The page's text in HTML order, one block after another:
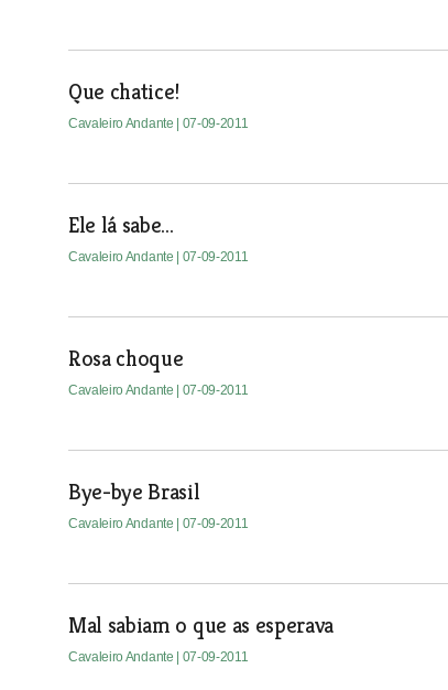
Que chatice!
Cavaleiro Andante | 07-09-2011
Ele lá sabe...
Cavaleiro Andante | 07-09-2011
Rosa choque
Cavaleiro Andante | 07-09-2011
Bye-bye Brasil
Cavaleiro Andante | 07-09-2011
Mal sabiam o que as esperava
Cavaleiro Andante | 07-09-2011